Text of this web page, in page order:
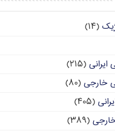
(۱۴)
ایرانی (۲۱۵)
خارجی (۸۰)
(۴۰۵)
(۳۸۹)